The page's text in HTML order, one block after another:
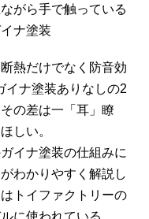
がら手で触っている
ナ塗装
熱だけでなく防音効
イナ塗装ありなしの2
の差は一「耳」瞭
しい。
イナ塗装の仕組みに
わかりやすく解説し
トイファクトリーの
に使われている。